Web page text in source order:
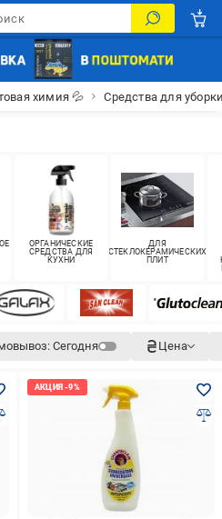
химия 💦 Средства для
ОРГАНИЧЕСКИЕ
СРЕДСТВА ДЛЯ
КУХНИ
ДЛЯ
СТЕКЛОКЕРАМИЧЕСКИХ
ПЛИТ
Сегодня Цена